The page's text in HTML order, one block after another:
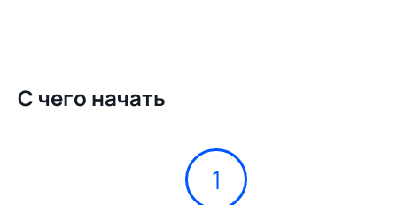
С чего начать
1